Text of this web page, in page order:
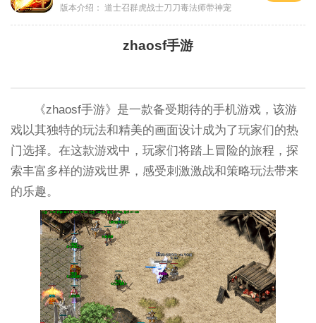
版本介绍： 道士召群虎战士刀刀毒法师带神宠
zhaosf手游
《zhaosf手游》是一款备受期待的手机游戏，该游
戏以其独特的玩法和精美的画面设计成为了玩家们的热
门选择。在这款游戏中，玩家们将踏上冒险的旅程，探
索丰富多样的游戏世界，感受刺激激战和策略玩法带来
的乐趣。